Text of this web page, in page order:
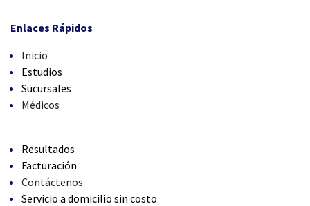
Enlaces Rápidos
Inicio
Estudios
Sucursales
Médicos
Resultados
Facturación
Contáctenos
Servicio a domicilio sin costo